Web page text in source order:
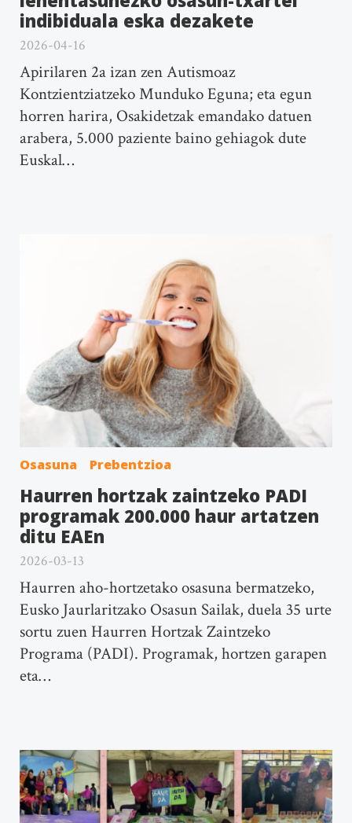
indibiduala eska dezakete
2026-04-16
Apirilaren 2a izan zen Autismoaz
Kontzientziatzeko Munduko Eguna; eta egun
horren harira, Osakidetzak emandako datuen
arabera, 5.000 paziente baino gehiagok dute
Euskal…
Osasuna Prebentzioa
Haurren hortzak zaintzeko PADI
programak 200.000 haur artatzen
ditu EAEn
2026-03-13
Haurren aho-hortzetako osasuna bermatzeko,
Eusko Jaurlaritzako Osasun Sailak, duela 35 urte
sortu zuen Haurren Hortzak Zaintzeko
Programa (PADI). Programak, hortzen garapen
eta…